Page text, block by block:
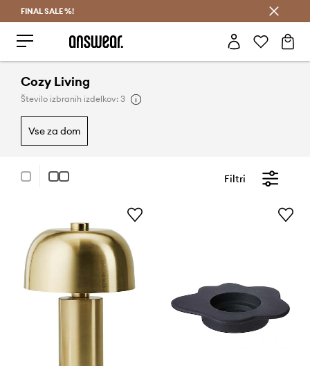
FINAL SALE %!
Cozy Living
Število izbranih izdelkov: 3
vse za dom
Filtri